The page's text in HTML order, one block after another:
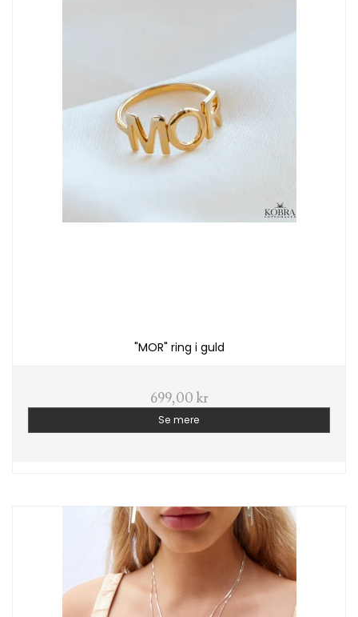
"MOR" ring i guld
699,00 kr
Se mere